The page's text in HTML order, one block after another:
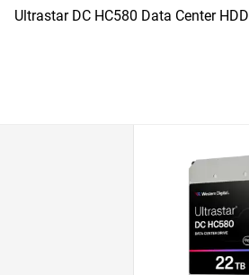
Ultrastar DC HC580 Data Center HDD